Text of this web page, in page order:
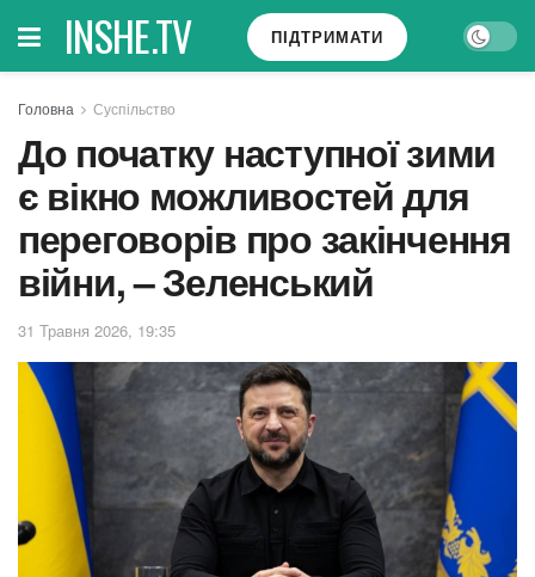
INSHE.TV ПІДТРИМАТИ
Головна Суспільство
До початку наступної зими
є вікно можливостей для
переговорів про закінчення
війни, – Зеленський
31 Травня 2026, 19:35